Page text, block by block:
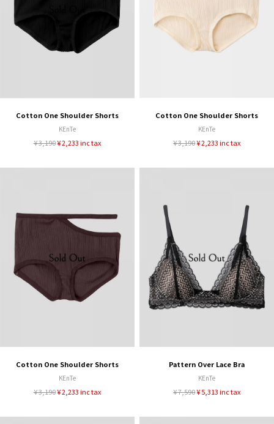
Cotton One Shoulder Shorts
KEnTe
¥ 3,190¥ 2,233 inc tax
Cotton One Shoulder Shorts
KEnTe
¥ 3,190¥ 2,233 inc tax
Cotton One Shoulder Shorts
KEnTe
¥ 3,190¥ 2,233 inc tax
Pattern Over Lace Bra
KEnTe
¥ 7,590¥ 5,313 inc tax